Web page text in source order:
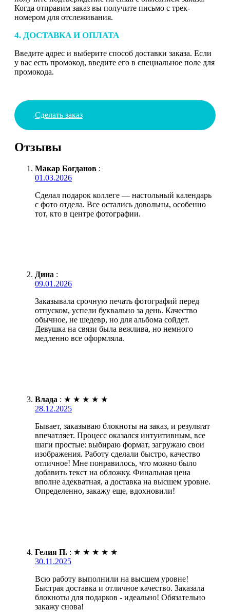
Когда отправим заказ вы получите письмо с трек-
номером для отслеживания.
4. ДОСТАВКА И ОПЛАТА
Введите адрес и выберите способ доставки заказа. Если
у вас есть промокод, введите его в специальное поле для
промокода.
Сделать заказ
Отзывы
Макар Богданов :
01.03.2026
Сделал подарок коллеге — настольный календарь
с фото отдела. Все остались довольны, особенно
тот, кто в центре фотографии.
Дина :
09.01.2026
Заказывала срочную печать фотографий перед
отпуском, успели буквально за день. Качество
обычное, не шедевр, но для альбома сойдет.
Девушка на связи была вежлива, но немного
медленно все оформляла.
Влада : ★ ★ ★ ★ ★
28.12.2025
Бывает, заказываю блокноты на заказ, и результат
впечатляет. Процесс оказался интуитивным, все
шаги простые: выбираю формат, загружаю свои
изображения. Работу сделали быстро, качество
отличное! Мне понравилось, что можно было
добавить текст на обложку. Финальная цена
вполне адекватная, а доставка на высшем уровне.
Определенно, закажу еще, вдохновили!
Гелия П. : ★ ★ ★ ★ ★
30.11.2025
Всю работу выполнили на высшем уровне!
Быстрая доставка и отличное качество. Заказала
блокноты для подарков - идеально! Обязательно
закажу снова!